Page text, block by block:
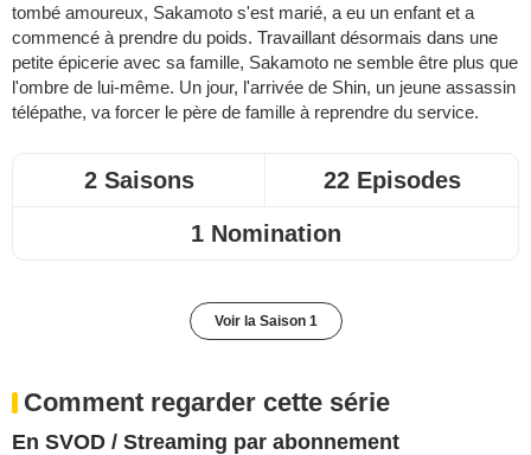
tombé amoureux, Sakamoto s'est marié, a eu un enfant et a
commencé à prendre du poids. Travaillant désormais dans une
petite épicerie avec sa famille, Sakamoto ne semble être plus que
l'ombre de lui-même. Un jour, l'arrivée de Shin, un jeune assassin
télépathe, va forcer le père de famille à reprendre du service.
2 Saisons 22 Episodes
1 Nomination
Voir la Saison 1
Comment regarder cette série
En SVOD / Streaming par abonnement